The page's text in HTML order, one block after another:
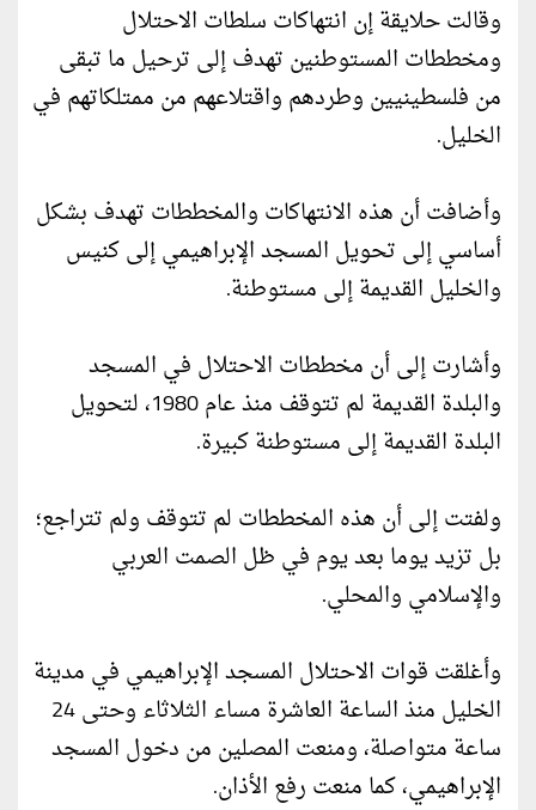
وقالت حلايقة إن انتهاكات سلطات الاحتلال
ومخططات المستوطنين تهدف إلى ترحيل ما تبقى
من فلسطينيين وطردهم واقتلاعهم من ممتلكاتهم في
الخليل.
وأضافت أن هذه الانتهاكات والمخططات تهدف بشكل
أساسي إلى تحويل المسجد الإبراهيمي إلى كنيس
والخليل القديمة إلى مستوطنة.
وأشارت إلى أن مخططات الاحتلال في المسجد
والبلدة القديمة لم تتوقف منذ عام 1980، لتحويل
البلدة القديمة إلى مستوطنة كبيرة.
ولفتت إلى أن هذه المخططات لم تتوقف ولم تتراجع؛
بل تزيد يوما بعد يوم في ظل الصمت العربي
والإسلامي والمحلي.
وأغلقت قوات الاحتلال المسجد الإبراهيمي في مدينة
الخليل منذ الساعة العاشرة مساء الثلاثاء وحتى 24
ساعة متواصلة، ومنعت المصلين من دخول المسجد
الإبراهيمي، كما منعت رفع الأذان.